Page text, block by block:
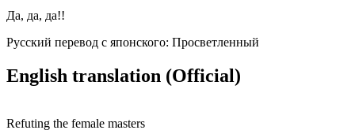
Да, да, да!!
Русский перевод с японского: Просветленный
English translation (Official)
Refuting the female masters